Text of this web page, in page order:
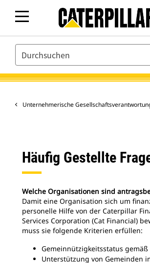
SEARCH
Unternehmerische Gesellschaftsverantwortung
Häufig Gestellte
Welche Organisationen sind
Damit eine Organisation sich um
personelle Hilfe von der Caterpillar
Services Corporation (Cat Financial)
muss sie folgende Kriterien erfüllen:
Gemeinnützigkeitsstatus gemäß
Unterstützung von Gemeinden